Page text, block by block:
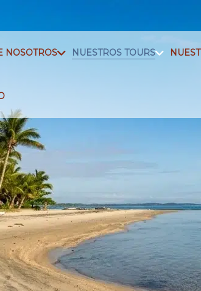
NOSOTROS NUESTROS TOURS